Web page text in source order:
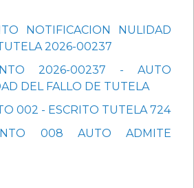
NOTIFICACION NULIDAD
2026-00237
2026-00237 - AUTO
DEL FALLO DE TUTELA
002 - ESCRITO TUTELA 724
008 AUTO ADMITE